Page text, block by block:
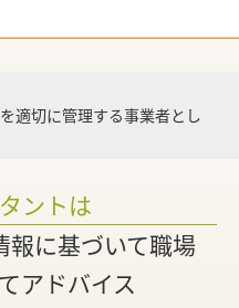
適切に管理する事業者とし
ントは
報に基づいて職場
アドバイス